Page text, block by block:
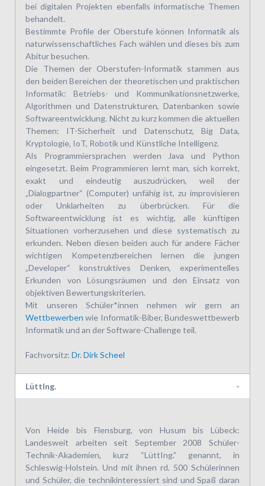
bei digitalen Projekten ebenfalls informatische Themen
behandelt.
Bestimmte Profile der Oberstufe können Informatik als
naturwissenschaftliches Fach wählen und dieses bis zum
Abitur besuchen.
Die Themen der Oberstufen-Informatik stammen aus
den beiden Bereichen der theoretischen und praktischen
Informatik: Betriebs- und Kommunikationsnetzwerke,
Algorithmen und Datenstrukturen, Datenbanken sowie
Softwareentwicklung. Nicht zu kurz kommen die aktuellen
Themen: IT-Sicherheit und Datenschutz, Big Data,
Kryptologie, IoT, Robotik und Künstliche Intelligenz.
Als Programmiersprachen werden Java und Python
eingesetzt. Beim Programmieren lernt man, sich korrekt,
exakt und eindeutig auszudrücken, weil der
„Dialogpartner“ (Computer) unfähig ist, zu improvisieren
oder Unklarheiten zu überbrücken. Für die
Softwareentwicklung ist es wichtig, alle künftigen
Situationen vorherzusehen und diese systematisch zu
erkunden. Neben diesen beiden auch für andere Fächer
wichtigen Kompetenzbereichen lernen die jungen
„Developer“ konstruktives Denken, experimentelles
Erkunden von Lösungsräumen und den Einsatz von
objektiven Bewertungskriterien.
Mit unseren Schüler*innen nehmen wir gern an
Wettbewerben wie Informatik-Biber, Bundeswettbewerb
Informatik und an der Software-Challenge teil.
Fachvorsitz:Dr. Dirk Scheel
LüttIng.
Von Heide bis Flensburg, von Husum bis Lübeck:
Landesweit arbeiten seit September 2008 Schüler-
Technik-Akademien, kurz “LüttIng.” genannt, in
Schleswig-Holstein. Und mit ihnen rd. 500 Schülerinnen
und Schüler, die technikinteressiert sind und Spaß daran